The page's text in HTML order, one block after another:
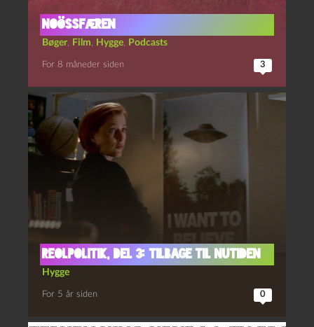
noössfæren
Bøger, Film, Hygge, Podcasts
For 8 måneder siden 3
Reolpolitik, del 3: Tilbage til nutiden
Hygge
For 5 år siden 0